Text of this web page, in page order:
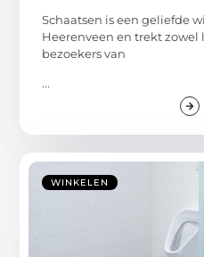
Schaatsen is een geliefde
Heerenveen en trekt zowel
bezoekers van
...
WINKELEN